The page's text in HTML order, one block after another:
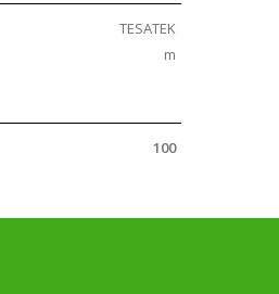
TESATEK
m
100